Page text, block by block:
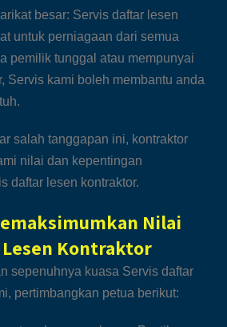
besar: Servis daftar lesen
untuk perniagaan dari semua
pemilik tunggal atau mempunyai
Servis kami boleh membantu anda
salah tanggapan ini, kontraktor
nilai dan kepentingan
daftar lesen kontraktor.
Nilai
Kontraktor
sepenuhnya kuasa Servis daftar
pertimbangkan petua berikut: